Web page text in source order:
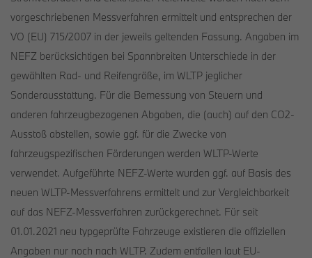
vorgeschriebenen Messverfahren ermittelt und entsprechen der
VO (EU) 715/2007 in der jeweils geltenden Fassung. Angaben im
NEFZ berücksichtigen bei Spannbreiten Unterschiede in der
gewählten Rad- und Reifengröße, im WLTP jeglicher
Sonderausstattung. Für die Bemessung von Steuern und
anderen fahrzeugbezogenen Abgaben, die (auch) auf den CO2-
Ausstoß abstellen, sowie ggf. für die Zwecke von
fahrzeugspezifischen Förderungen werden WLTP-Werte
verwendet. Aufgeführte NEFZ-Werte wurden ggf. auf Basis des
neuen WLTP-Messverfahrens ermittelt und zur Vergleichbarkeit
auf das NEFZ-Messverfahren zurückgerechnet. Für seit
01.01.2021 neu typgeprüfte Fahrzeuge existieren die offiziellen
Angaben nur noch nach WLTP. Zudem entfallen laut EU-